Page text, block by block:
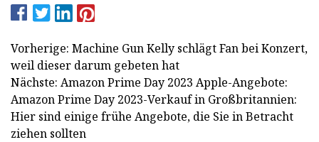
Vorherige: Machine Gun Kelly schlägt Fan bei Konzert,
weil dieser darum gebeten hat
Nächste: Amazon Prime Day 2023 Apple-Angebote:
Amazon Prime Day 2023-Verkauf in Großbritannien:
Hier sind einige frühe Angebote, die Sie in Betracht
ziehen sollten